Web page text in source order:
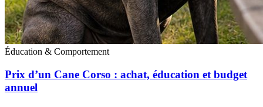
Éducation & Comportement
Prix d’un Cane Corso : achat, éducation et budget
annuel